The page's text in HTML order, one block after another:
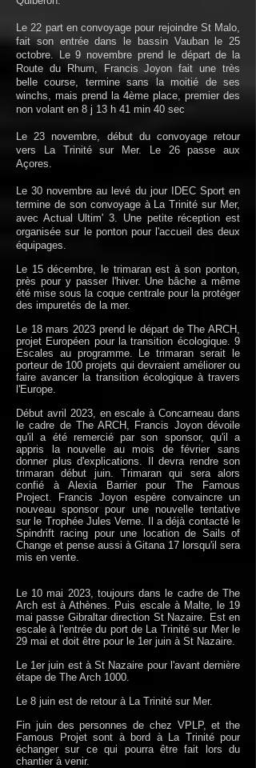
Le 22 part en convoyage pour rejoindre St Malo,
fait son entrée dans le bassin Vauban le 25
octobre. Le 9 novembre prend le départ de la
Route du Rhum, Francis Joyon fait une très
belle course, termine sans la moitié de ses
winchs, mais prend la 4ème place, premier des
non volant en 8 j 13 h 41 min 40 sec
Le 23 novembre, début du convoyage retour
vers La Trinité sur Mer. Le 26 passe aux
Açores.
Le 30 novembre au levé du jour IDEC Sport en
termine de son convoyage à La Trinité sur Mer,
avec Actual Ultim' 3. Une petite réception est
organisée sur le ponton pour l'accueil des deux
équipages.
Le 15 décembre, le trimaran est à son ponton,
près pour y passer l'hiver. Une bâche a même
été mise sous la coque centrale pour la protéger
des impuretés de la mer.
Le 18 mars 2023 prend le départ de The ARCH,
projet Européen pour la transition écologique. 9
Escales au programme. Le trimaran serait le
porteur de 100 projets qui devraient améliorer ou
faire avancer la transition écologique à travers
l'Europe.
Début avril 2023, en escale à Concarneau dans
le cadre de The ARCH, Francis Joyon dévoile
qu'il a été remercié par son sponsor, qu'il a
appris la nouvelle au mois de février sans
donner plus d'explications. Il devra rendre son
trimaran début juin. Trimaran qui sera alors
confié à Alexia Barrier pour The Famous
Project. Francis Joyon espère convaincre un
nouveau sponsor pour une nouvelle tentative
sur le Trophée Jules Verne. Il a déjà contacté le
Spindrift racing pour une location de Sails of
Change et pense aussi à Gitana 17 lorsqu'il sera
mis en vente.
Le 10 mai 2023, toujours dans le cadre de The
Arch est à Athènes. Puis escale à Malte, le 19
mai passe Gibraltar direction St Nazaire. Est en
escale à l'entrée du port de La Trinité sur Mer le
29 mai et doit être pour le 1er juin à St Nazaire.
Le 1er juin est à St Nazaire pour l'avant dernière
étape de The Arch 1000.
Le 8 juin est de retour à La Trinité sur Mer.
Fin juin des personnes de chez VPLP, et the
Famous Projet sont à bord à La Trinité pour
échanger sur ce qui pourra être fait lors du
chantier à venir.